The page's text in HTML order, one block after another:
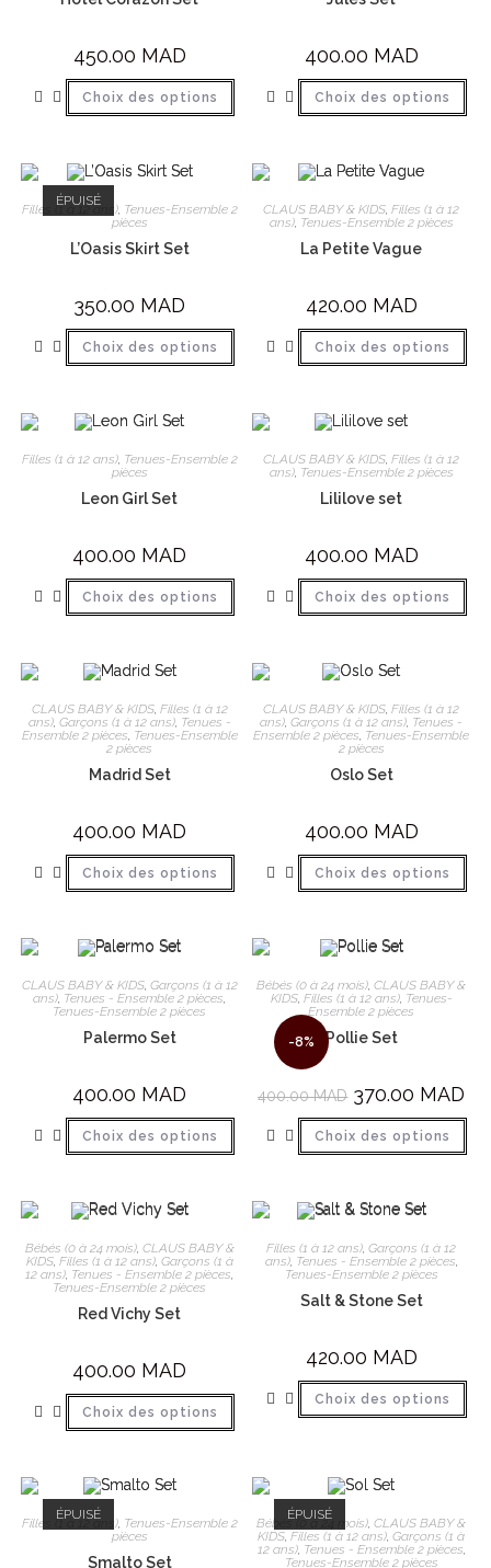
450.00 MAD
Choix des options
400.00 MAD
Choix des options
ÉPUISÉ
Filles (1 à 12 ans), Tenues-Ensemble 2
pièces
L’Oasis Skirt Set
350.00 MAD
Choix des options
CLAUS BABY & KIDS,Filles (1 à 12
ans), Tenues-Ensemble 2 pièces
La Petite Vague
420.00 MAD
Choix des options
Filles (1 à 12 ans), Tenues-Ensemble 2
pièces
Leon Girl Set
400.00 MAD
Choix des options
CLAUS BABY & KIDS,Filles (1 à 12
ans), Tenues-Ensemble 2 pièces
Lililove set
400.00 MAD
Choix des options
CLAUS BABY & KIDS, Filles (1 à 12
ans), Garçons (1 à 12 ans), Tenues -
Ensemble 2 pièces, Tenues-Ensemble
2 pièces
Madrid Set
400.00 MAD
Choix des options
CLAUS BABY & KIDS,Filles (1 à 12
ans),Garçons (1 à 12 ans), Tenues -
Ensemble 2 pièces, Tenues-Ensemble
2 pièces
Oslo Set
400.00 MAD
Choix des options
CLAUS BABY & KIDS, Garçons (1 à 12
ans) Tenues - Ensemble 2 pièces
Tenues-Ensemble 2 pièces
Palermo Set
400.00 MAD
Choix des options
-8%
Bébés (0 à 24 mois) ,CLAUS BABY &
KIDS, Filles (1 à 12 ans), Tenues-
Ensemble 2 pièces
Pollie Set
400.00MAD 370.00 MAD
Choix des options
Bébés (0 à 24 mois), CLAUS BABY &
KIDS, Filles (1 à 12 ans), Garçons (1 à
12 ans) Tenues - Ensemble 2 pièces
Tenues-Ensemble 2 pièces
Red Vichy Set
400.00 MAD
Choix des options
Filles (1 à 12 ans) ,Garçons (1 à 12
ans), Tenues - Ensemble 2 pièces
Tenues-Ensemble 2 pièces
Salt & Stone Set
420.00 MAD
Choix des options
ÉPUISÉ
Filles (1 à 12 ans), Tenues-Ensemble 2
pièces
Smalto Set
ÉPUISÉ
Bébés (0 à 24 mois),CLAUS BABY &
KIDS,Filles (1 à 12 ans),Garçons (1 à
12 ans), Tenues - Ensemble 2 pièces,
Tenues-Ensemble 2 pièces